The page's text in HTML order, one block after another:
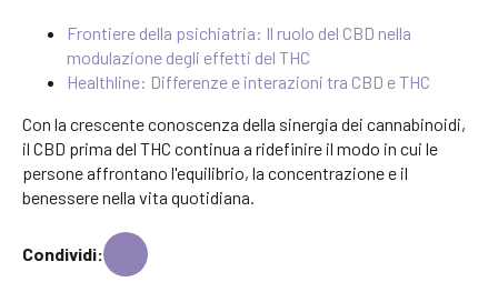
Frontiere della psichiatria: Il ruolo del CBD nella
modulazione degli effetti del THC
Healthline: Differenze e interazioni tra CBD e THC
Con la crescente conoscenza della sinergia dei cannabinoidi,
il CBD prima del THC continua a ridefinire il modo in cui le
persone affrontano l'equilibrio, la concentrazione e il
benessere nella vita quotidiana.
Condividi: